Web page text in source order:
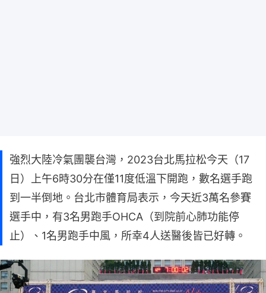
強烈大陸冷氣團襲台灣，2023台北馬拉松今天（17
日）上午6時30分在僅11度低溫下開跑，數名選手跑
到一半倒地。台北市體育局表示，今天近3萬名參賽
選手中，有3名男跑手OHCA（到院前心肺功能停
止）、1名男跑手中風，所幸4人送醫後皆已好轉。